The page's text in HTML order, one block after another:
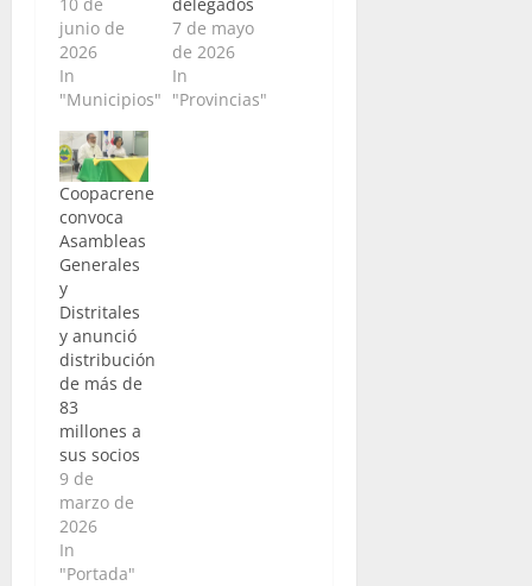
junio de
2026
In
"Municipios"
7 de mayo
de 2026
In
"Provincias"
Coopacrene
convoca
Asambleas
Generales
y
Distritales
y anunció
distribución
de más de
83
millones a
sus socios
9 de
marzo de
2026
In
"Portada"